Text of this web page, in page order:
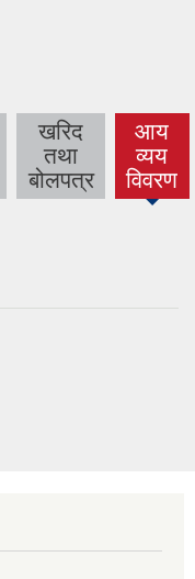
खरिद
तथा
बोलपत्र
आय
व्यय
विवरण
(active
tab)